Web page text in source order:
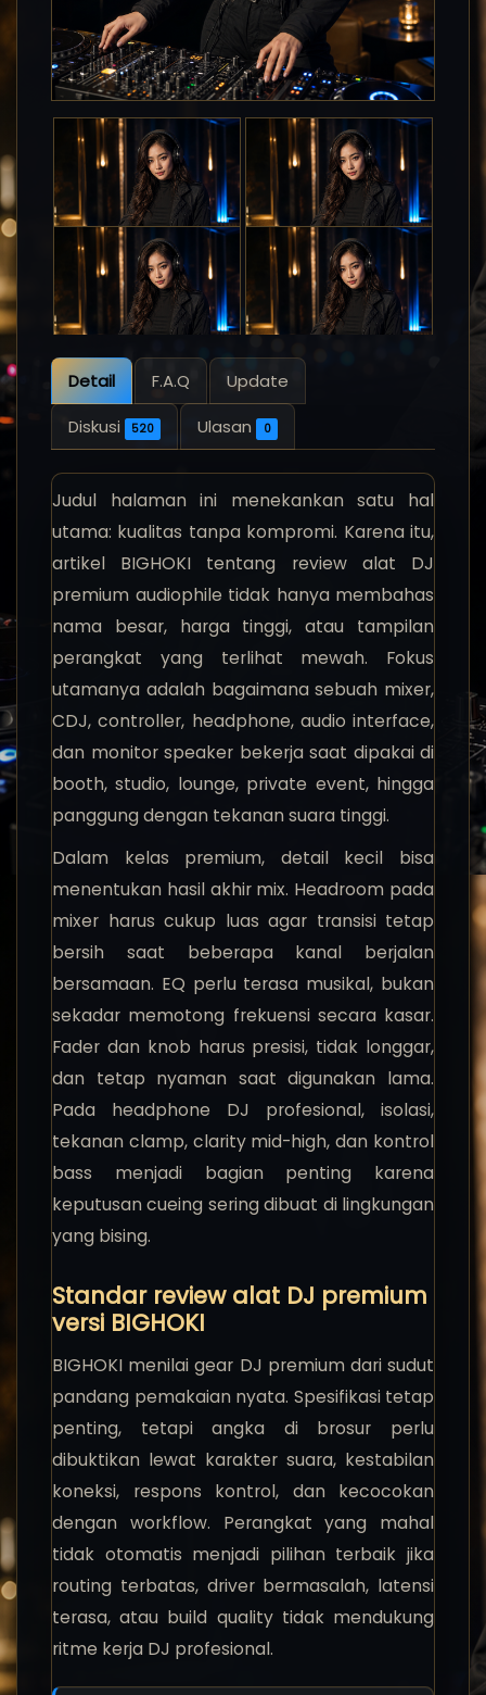
Detail F.A.Q
Update
Diskusi
520 Ulasan 0
Judul halaman ini menekankan satu hal
utama: kualitas tanpa kompromi. Karena itu,
artikel BIGHOKI tentang review alat DJ
premium audiophile tidak hanya membahas
nama besar, harga tinggi, atau tampilan
perangkat yang terlihat mewah. Fokus
utamanya adalah bagaimana sebuah mixer,
CDJ, controller, headphone, audio interface,
dan monitor speaker bekerja saat dipakai di
booth, studio, lounge, private event, hingga
panggung dengan tekanan suara tinggi.
Dalam kelas premium, detail kecil bisa
menentukan hasil akhir mix. Headroom pada
mixer harus cukup luas agar transisi tetap
bersih saat beberapa kanal berjalan
bersamaan. EQ perlu terasa musikal, bukan
sekadar memotong frekuensi secara kasar.
Fader dan knob harus presisi, tidak longgar,
dan tetap nyaman saat digunakan lama.
Pada headphone DJ profesional, isolasi,
tekanan clamp, clarity mid-high, dan kontrol
bass menjadi bagian penting karena
keputusan cueing sering dibuat di lingkungan
yang bising.
Standar review alat DJ premium
versi BIGHOKI
BIGHOKI menilai gear DJ premium dari sudut
pandang pemakaian nyata. Spesifikasi tetap
penting, tetapi angka di brosur perlu
dibuktikan lewat karakter suara, kestabilan
koneksi, respons kontrol, dan kecocokan
dengan workflow. Perangkat yang mahal
tidak otomatis menjadi pilihan terbaik jika
routing terbatas, driver bermasalah, latensi
terasa, atau build quality tidak mendukung
ritme kerja DJ profesional.